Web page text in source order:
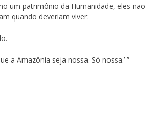
um patrimônio da Humanidade, eles não
quando deveriam viver.
a Amazônia seja nossa. Só nossa.’ ”